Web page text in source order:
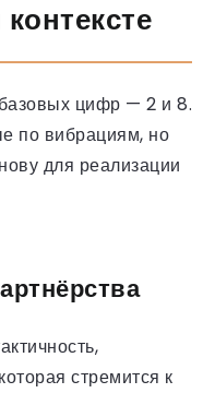
цифр — 2 и 8.
по вибрациям, но
для реализации
стремится к